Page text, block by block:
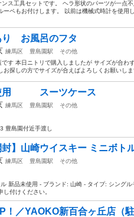
ス工具セットです。 ヘラ形状のパーツが一点
ーペもお付けします。 以前は機械式時計を使用
り お風呂のフタ
練馬区 豊島園駅
その他
す 本日ニトリで購入しましたが サイズが合わ
お探しの方でサイズが合えばよろしくお願いし
用 スーツケース
練馬区 豊島園駅
その他
豊島園付近手渡し
封】山崎ウイスキー ミニボト
練馬区 豊島園駅
その他
新品未使用 - ブランド: 山崎 - タイプ: シング
付けください。
！／YAOKO新百合ヶ丘店（